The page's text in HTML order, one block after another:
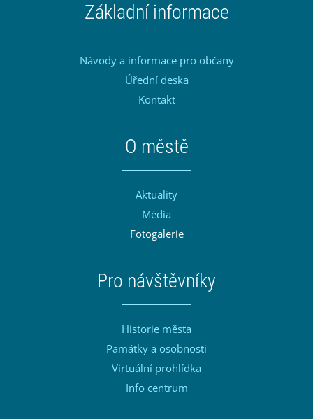
Základní informace
Návody a informace pro občany
Úřední deska
Kontakt
O městě
Aktuality
Média
Fotogalerie
Pro návštěvníky
Historie města
Památky a osobnosti
Virtuální prohlídka
Info centrum